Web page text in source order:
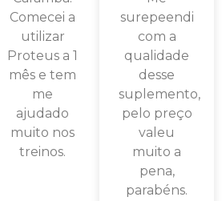
Comecei a
utilizar
Proteus a 1
mês e tem
me
ajudado
muito nos
treinos.
surepeendi
com a
qualidade
desse
suplemento,
pelo preço
valeu
muito a
pena,
parabéns.